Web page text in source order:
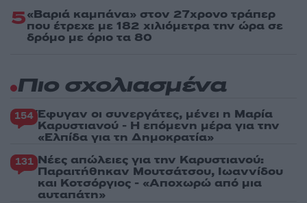
5«Βαριά καμπάνα» στον 27χρονο τράπερ
που έτρεχε με 182 χιλιόμετρα την ώρα σε
δρόμο με όριο τα 80
Πιο σχολιασμένα
154 Έφυγαν οι συνεργάτες, μένει η Μαρία
Καρυστιανού - Η επόμενη μέρα για την
«Ελπίδα για τη Δημοκρατία»
131 Νέες απώλειες για την Καρυστιανού:
Παραιτήθηκαν Μουτσάτσου, Ιωαννίδου
και Κοτσόργιος - «Αποχωρώ από μια
αυταπάτη»